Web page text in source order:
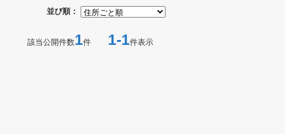
並び順：
該当公開件数1件 1-1件表示